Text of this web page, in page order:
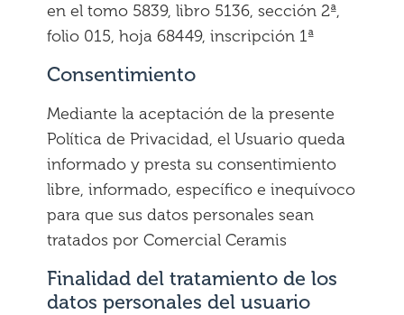
en el tomo 5839, libro 5136, sección 2ª,
folio 015, hoja 68449, inscripción 1ª
Consentimiento
Mediante la aceptación de la presente
Política de Privacidad, el Usuario queda
informado y presta su consentimiento
libre, informado, específico e inequívoco
para que sus datos personales sean
tratados por Comercial Ceramis
Finalidad del tratamiento de los
datos personales del usuario